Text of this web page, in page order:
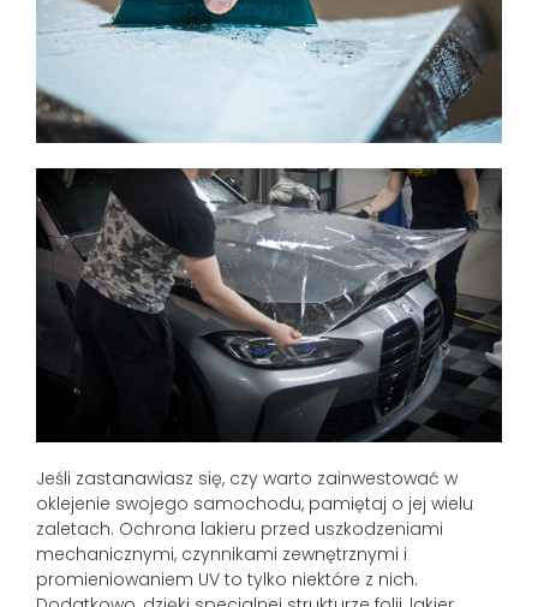
Jeśli zastanawiasz się, czy warto zainwestować w
oklejenie swojego samochodu, pamiętaj o jej wielu
zaletach. Ochrona lakieru przed uszkodzeniami
mechanicznymi, czynnikami zewnętrznymi i
promieniowaniem UV to tylko niektóre z nich.